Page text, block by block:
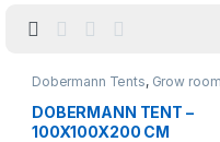
Dobermann Tents, Grow
DOBERMANN TENT –
100X100X200 CM